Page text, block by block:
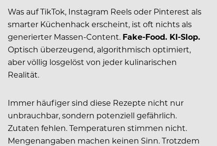
Was auf TikTok, Instagram Reels oder Pinterest als
smarter Küchenhack erscheint, ist oft nichts als
generierter Massen-Content. Fake-Food. KI-Slop.
Optisch überzeugend, algorithmisch optimiert,
aber völlig losgelöst von jeder kulinarischen
Realität.
Immer häufiger sind diese Rezepte nicht nur
unbrauchbar, sondern potenziell gefährlich.
Zutaten fehlen. Temperaturen stimmen nicht.
Mengenangaben machen keinen Sinn. Trotzdem